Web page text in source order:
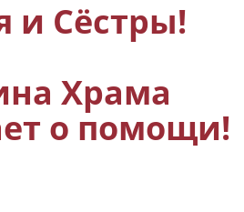
и Сёстры!
Храма
о помощи!